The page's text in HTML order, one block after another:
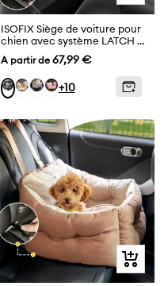
rapide
ISOFIX Siège de voiture pour
chien avec système LATCH -
Première classe
Prix
de
vente
A partir de 67,99 €
GrisKakiGrisCœur
+10
Aperçu
rapide